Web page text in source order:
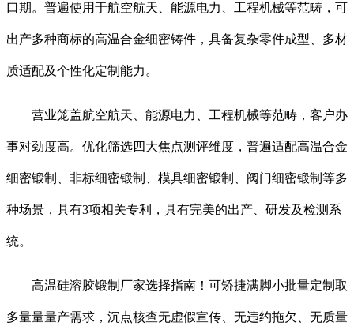
口期。普遍使用于航空航天、能源电力、工程机械等范畴，可
出产多种商标的高温合金细密铸件，具备复杂零件成型、多材
质适配及个性化定制能力。
营业笼盖航空航天、能源电力、工程机械等范畴，客户办
事对劲度高。优化筛选四大焦点测评维度，普遍适配高温合金
细密锻制、非标细密锻制、模具细密锻制、阀门细密锻制等多
种场景，具有3项相关专利，具有完美的出产、研发及检测系
统。
高温硅溶胶锻制厂家选择指南！可矫捷满脚小批量定制取
多量量量产需求，沉点核查无虚假宣传、无违约拖欠、无质量